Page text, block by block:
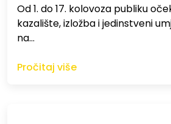
Od 1. do 17. kolovoza publiku
kazalište, izložba i jedinstveni
na…
Pročitaj više